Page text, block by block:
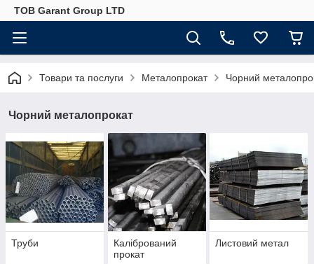
ТОВ Garant Group LTD
Товари та послуги Металопрокат Чорний
Чорний металопрокат
Труби
Калібрований
прокат
Листовий метал